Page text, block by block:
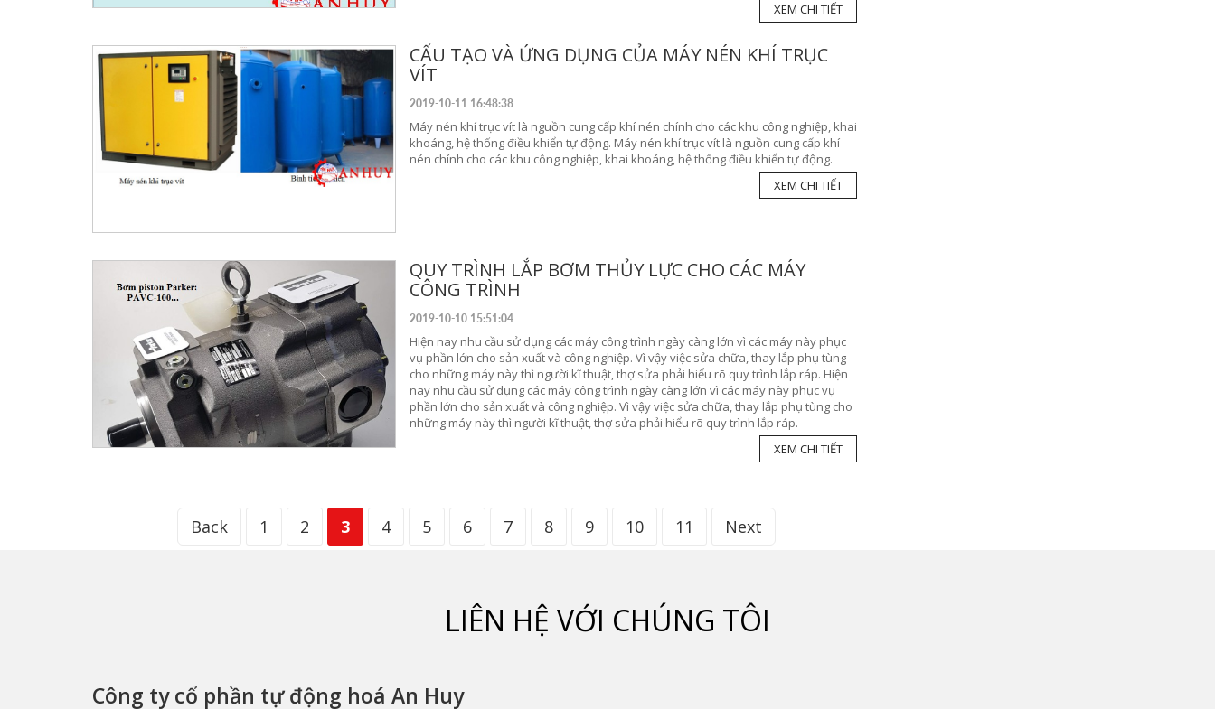
XEM CHI TIẾT
CẤU TẠO VÀ ỨNG DỤNG CỦA MÁY NÉN KHÍ TRỤC
VÍT
2019-10-11 16:48:38
Máy nén khí trục vít là nguồn cung cấp khí nén chính cho các khu công nghiệp, khai
khoáng, hệ thống điều khiển tự động. Máy nén khí trục vít là nguồn cung cấp khí
nén chính cho các khu công nghiệp, khai khoáng, hệ thống điều khiển tự động.
XEM CHI TIẾT
QUY TRÌNH LẮP BƠM THỦY LỰC CHO CÁC MÁY
CÔNG TRÌNH
2019-10-10 15:51:04
Hiện nay nhu cầu sử dụng các máy công trình ngày càng lớn vì các máy này phục
vụ phần lớn cho sản xuất và công nghiệp. Vì vậy việc sửa chữa, thay lắp phụ tùng
cho những máy này thì người kĩ thuật, thợ sửa phải hiểu rõ quy trình lắp ráp. Hiện
nay nhu cầu sử dụng các máy công trình ngày càng lớn vì các máy này phục vụ
phần lớn cho sản xuất và công nghiệp. Vì vậy việc sửa chữa, thay lắp phụ tùng cho
những máy này thì người kĩ thuật, thợ sửa phải hiểu rõ quy trình lắp ráp.
XEM CHI TIẾT
Back 1 2 3 4 5 6 7 8 9 10 11 Next
LIÊN HỆ VỚI CHÚNG TÔI
Công ty cổ phần tự động hoá An Huy